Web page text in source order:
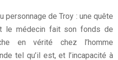
personnage de Troy : une quête
le médecin fait son fonds de
en vérité chez l’homme
tel qu’il est, et l’incapacité à